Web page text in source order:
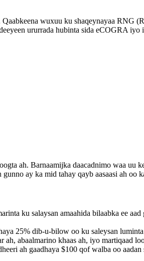
wuxuu ku shaqeynayaa RNG
ururrada hubinta sida eCOGRA iyo
ah. Barnaamijka daacadnimo waa uu
ay ka mid tahay qayb aasaasi ah oo
ku salaysan amaahida bilaabka ee
25% dib-u-bilow oo ku saleysan
abaalmarino khaas ah, iyo martiqaad
ah gaadhaya $100 qof walba oo aadan